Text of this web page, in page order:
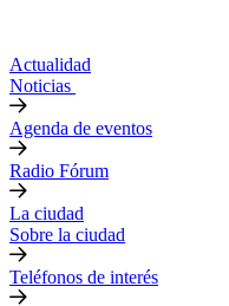
Actualidad
Noticias
Agenda de eventos
Radio Fórum
La ciudad
Sobre la ciudad
Teléfonos de interés